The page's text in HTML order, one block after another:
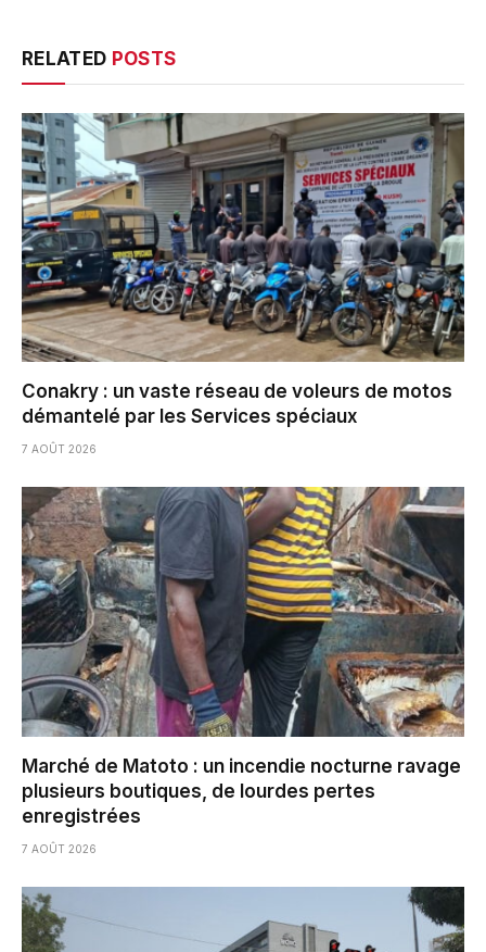
RELATED POSTS
Conakry : un vaste réseau de voleurs de motos
démantelé par les Services spéciaux
7 AOÛT 2026
Marché de Matoto : un incendie nocturne ravage
plusieurs boutiques, de lourdes pertes
enregistrées
7 AOÛT 2026